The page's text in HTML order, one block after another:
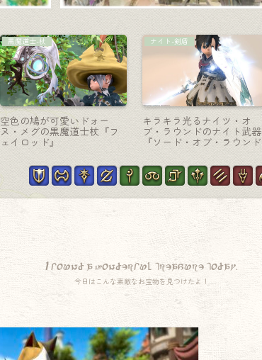
白魔道士-杖
ファノヴの里のシャイメち
ゃんの白魔道士杖『キタン
ナ・ガーディアンケーン』
戦士-斧
戦士のスチームパンクな回
転のこぎり斧・バブイルの
塔武器『インペリアル・マ
ジテックアクス』
I found a wonderful treasure today.
今日はこんな素敵なお宝物を見つけたよ！